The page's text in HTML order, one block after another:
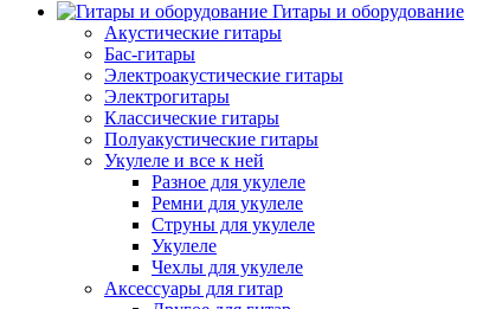
Гитары и оборудование
Акустические гитары
Бас-гитары
Электроакустические гитары
Электрогитары
Классические гитары
Полуакустические гитары
Укулеле и все к ней
Разное для укулеле
Ремни для укулеле
Струны для укулеле
Укулеле
Чехлы для укулеле
Аксессуары для гитар